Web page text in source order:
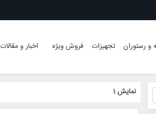
اخبار و مقالات و رستوران تجهیزات فروش ویژه
نمایش1